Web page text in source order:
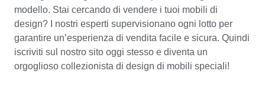
modello. Stai cercando di vendere i tuoi mobili di
design? I nostri esperti supervisionano ogni lotto per
garantire un’esperienza di vendita facile e sicura. Quindi
iscriviti sul nostro sito oggi stesso e diventa un
orgoglioso collezionista di design di mobili speciali!